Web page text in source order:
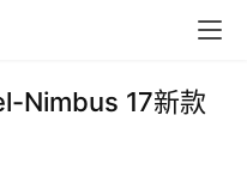
Nimbus 17新款